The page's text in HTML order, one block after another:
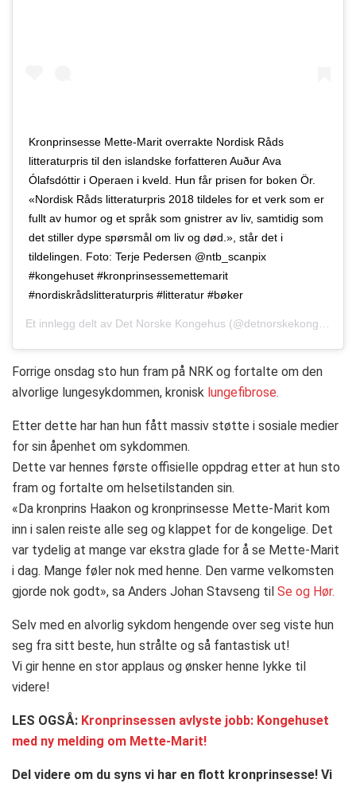
Kronprinsesse Mette-Marit overrakte Nordisk Råds
litteraturpris til den islandske forfatteren Auður Ava
Ólafsdóttir i Operaen i kveld. Hun får prisen for boken Ör.
«Nordisk Råds litteraturpris 2018 tildeles for et verk som er
fullt av humor og et språk som gnistrer av liv, samtidig som
det stiller dype spørsmål om liv og død.», står det i
tildelingen. Foto: Terje Pedersen @ntb_scanpix
#kongehuset #kronprinsessemettemarit
#nordiskrådslitteraturpris #litteratur #bøker
Et innlegg delt av Det Norske Kongehus (@detnorskekongehus)
Forrige onsdag sto hun fram på NRK og fortalte om den
alvorlige lungesykdommen, kronisk lungefibrose.
Etter dette har han hun fått massiv støtte i sosiale medier
for sin åpenhet om sykdommen.
Dette var hennes første offisielle oppdrag etter at hun sto
fram og fortalte om helsetilstanden sin.
«Da kronprins Haakon og kronprinsesse Mette-Marit kom
inn i salen reiste alle seg og klappet for de kongelige. Det
var tydelig at mange var ekstra glade for å se Mette-Marit
i dag. Mange føler nok med henne. Den varme velkomsten
gjorde nok godt», sa Anders Johan Stavseng til Se og Hør.
Selv med en alvorlig sykdom hengende over seg viste hun
seg fra sitt beste, hun strålte og så fantastisk ut!
Vi gir henne en stor applaus og ønsker henne lykke til
videre!
LES OGSÅ: Kronprinsessen avlyste jobb: Kongehuset
med ny melding om Mette-Marit!
Del videre om du syns vi har en flott kronprinsesse! Vi